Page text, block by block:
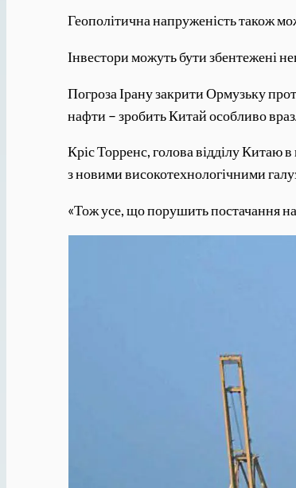
Геополітична напруженість також
Інвестори можуть бути збентежені
Погроза Ірану закрити Ормузьку
нафти – зробить Китай особливо
Кріс Торренс, голова відділу Китаю
з новими високотехнологічними
«Тож усе, що порушить постачання